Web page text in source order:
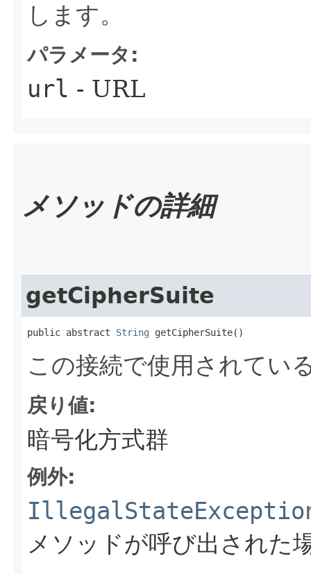
します。
パラメータ:
url - URL
メソッドの詳細
getCipherSuite
public abstract String getCipherSuite()
この接続で使用されてい
戻り値:
暗号化方式群
例外:
メソッドが呼び出された